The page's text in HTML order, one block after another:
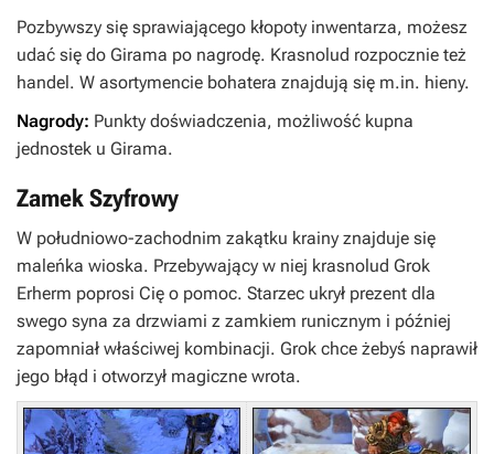
Pozbywszy się sprawiającego kłopoty inwentarza, możesz
udać się do Girama po nagrodę. Krasnolud rozpocznie też
handel. W asortymencie bohatera znajdują się m.in. hieny.
Nagrody: Punkty doświadczenia, możliwość kupna
jednostek u Girama.
Zamek Szyfrowy
W południowo-zachodnim zakątku krainy znajduje się
maleńka wioska. Przebywający w niej krasnolud Grok
Erherm poprosi Cię o pomoc. Starzec ukrył prezent dla
swego syna za drzwiami z zamkiem runicznym i później
zapomniał właściwej kombinacji. Grok chce żebyś naprawił
jego błąd i otworzył magiczne wrota.